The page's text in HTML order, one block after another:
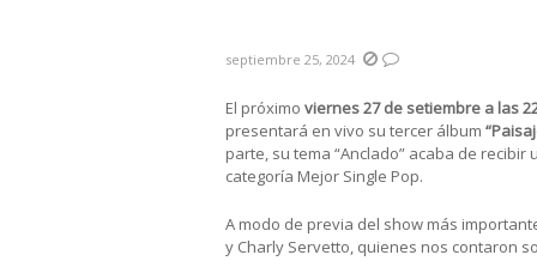
septiembre 25, 2024
El próximo viernes 27 de setiembre a las
presentará en vivo su tercer álbum
parte, su tema “Anclado” acaba de
categoría Mejor Single Pop.
A modo de previa del show más
y Charly Servetto, quienes nos contaron